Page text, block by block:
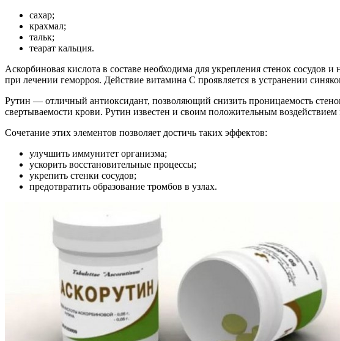
сахар;
крахмал;
тальк;
теарат кальция.
Аскорбиновая кислота в составе необходима для укрепления стенок
при лечении геморроя. Действие витамина C проявляется в устранении
Рутин — отличный антиоксидант, позволяющий снизить проницаемость
свертываемости крови. Рутин известен и своим положительным воздействием
Сочетание этих элементов позволяет достичь таких эффектов:
улучшить иммунитет организма;
ускорить восстановительные процессы;
укрепить стенки сосудов;
предотвратить образование тромбов в узлах.